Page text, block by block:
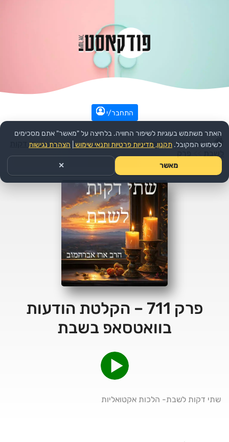
התחבר/י
עמוד הבית >> דת ורוחני >> יהדות >>הפודקאסט: שתי דקות
פרק 711 – הקלטת הודעות
בוואטסאפ בשבת
שתי דקות לשבת- הלכות אקטואליות
האתר משתמש בעוגיות לשיפור החוויה. בלחיצה על "מאשר" אתם מסכימים
לשימוש המקובל. תקנון, מדיניות פרטיות ותנאי שימוש הצהרת נגישות
מאשר ✕